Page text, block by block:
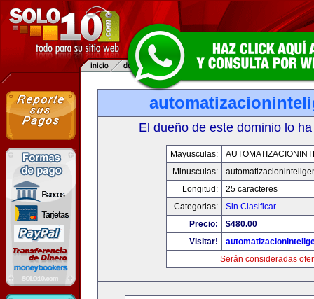
El dueño de este dominio lo
Mayusculas:
Minusculas:
Longitud:
25 caracteres
Categorias:
Sin Clasificar
Precio:
$480.00
Visitar!
Serán consideradas